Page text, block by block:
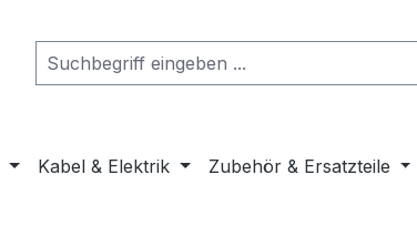
Kabel & Elektrik Zubehör & Ersatzteile